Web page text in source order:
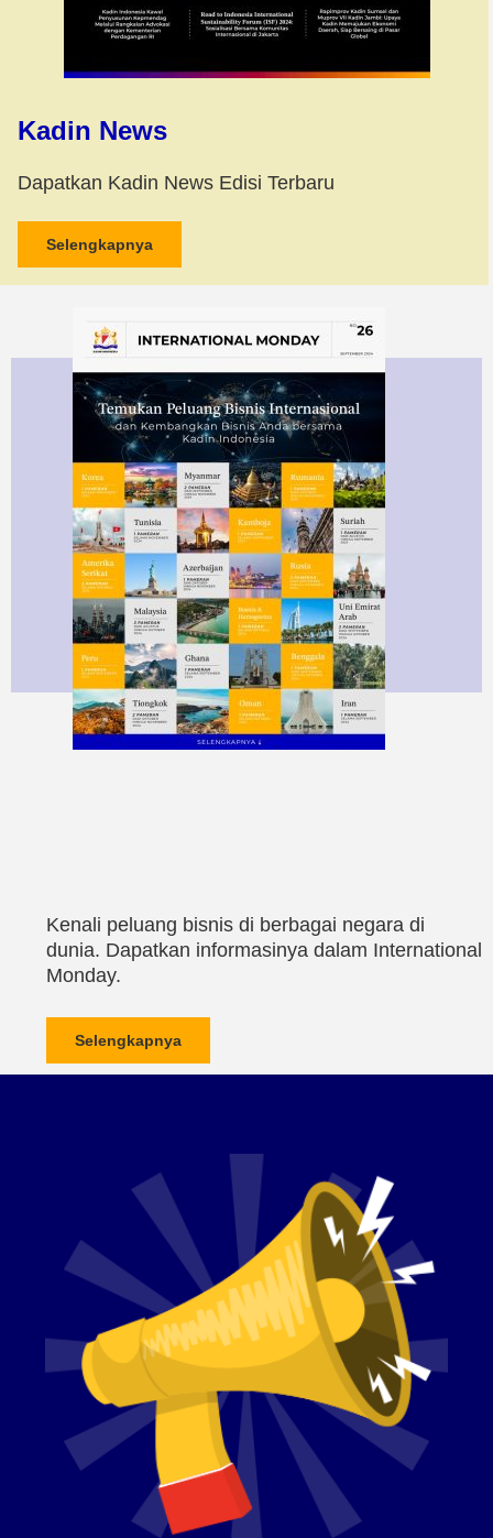
Kadin News
Dapatkan Kadin News Edisi Terbaru
Selengkapnya
Kenali peluang bisnis di berbagai negara di
dunia. Dapatkan informasinya dalam International
Monday.
Selengkapnya